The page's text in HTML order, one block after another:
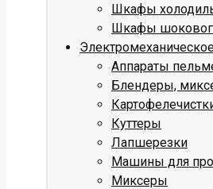
Шкафы
Шкафы
Аппараты
Блендеры,
Куттеры
Лапшерезки
Машины для
Миксеры